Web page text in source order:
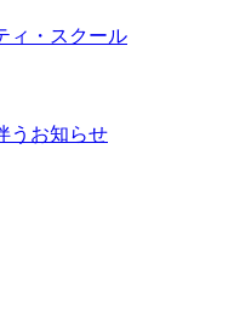
ィ・スクール
うお知らせ